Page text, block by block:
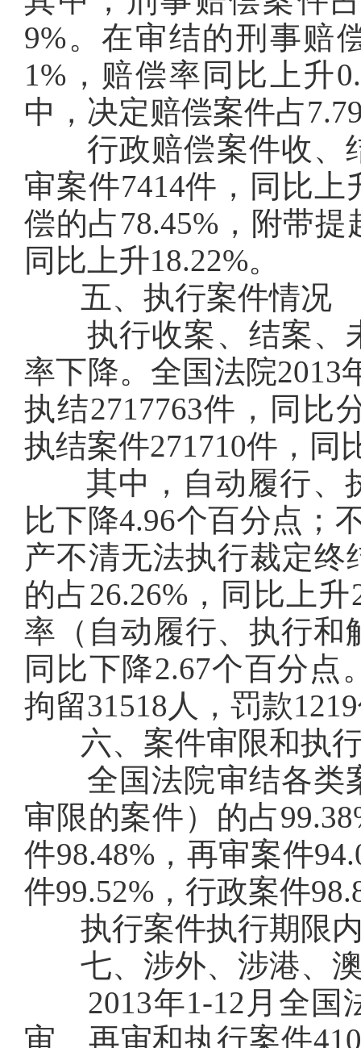
9%。在审结的刑事赔
1%，赔偿率同比上升
中，决定赔偿案件占
行政赔偿案件收、
审案件7414件，同比上
偿的占78.45%，附带提
同比上升18.22%。
五、执行案件情况
执行收案、结案、
率下降。全国法院2013
执结2717763件，同比
执结案件271710件，同
其中，自动履行、执
比下降4.96个百分点；
产不清无法执行裁定终
的占26.26%，同比上
率（自动履行、执行和
同比下降2.67个百分
拘留31518人，罚款
六、案件审限和执行
全国法院审结各类
审限的案件）的占
件98.48%，再审案件
件99.52%，行政案件
执行案件执行期限内
七、涉外、涉港、澳
2013年1-12月全国
审、再审和执行案件